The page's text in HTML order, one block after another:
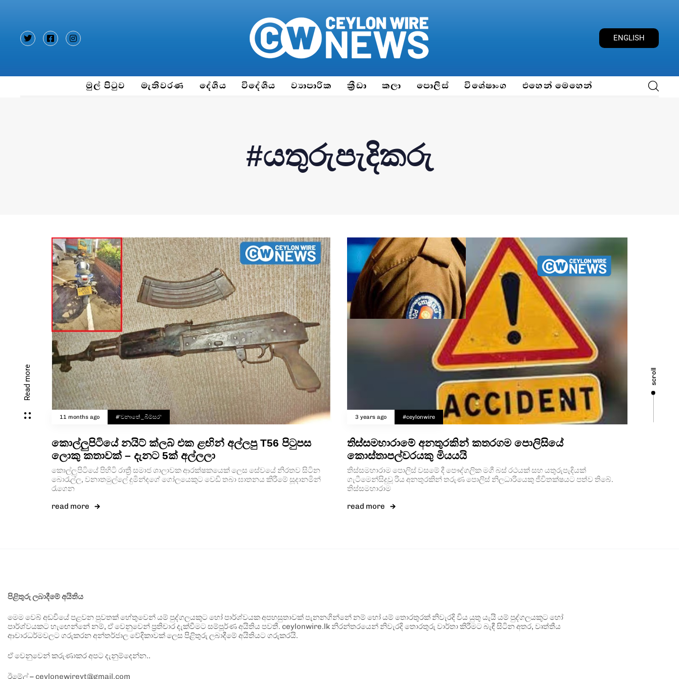
ENGLISH
මුල් පිටුව මැතිවරණ දේශීය විදේශීය ව්‍යාපාරික ක්‍රීඩා කලා පොලිස් විශේෂාංග එහෙන් මෙහෙන්
Read more scroll
#යතුරුපැදිකරු
11 months ago #'වනාතේ_බිම්සර'
කොල්ලුපිටියේ නයිට් ක්ලබ් එක ළඟින් අල්ලපු T56 පිටුපස
ලොකු කතාවක් – දැනට 5ක් අල්ලලා
කොල්ලු­පි­ටියේ පිහිටි රාත්‍රී සමාජ ශාලා­වක ආර­ක්ෂ­ක­යෙක් ලෙස සේවයේ නිර­තව සිටින
බොරැල්ල, වනා­ත­මුල්ලේ දුමි­න්දගේ ගෝල­යෙ­කුට වෙඩි තබා ඝාත­නය කිරීමේ සූදා­න­මින්
රැගෙන
read more
3 years ago #ceylonwire
තිස්සමහාරාමේ අනතුරකින් කතරගම පොලිසියේ
කොස්තාපල්වරයකු මියයයි
තිස්සමහාරාම පොලිස් වසමේ දී පෞද්ගලික මගී බස් රථයක් සහ යතුරුපැදියක්
ගැටීමෙන්සිදුවූ රිය අනතුරකින් තරුණ පොලිස් නිලධාරියෙකු ජීවිතක්ෂයට පත්ව තිබේ.
තිස්සමහාරාම
read more
පිළිතුරු ලබාදීමේ අයිතිය
මෙම වෙබ් අඩවියේ පළවන පුවතක් හේතුවෙන් යම් පුද්ගලයකුට හෝ පාර්ශ්වයක අපහසුතාවක් පැනනගින්නේ නම් හෝ යම් තොරතුරක් නිවැරදි විය යුතු යැයි යම් පුද්ගලයකුට හෝ
පාර්ශ්වයකට හැඟෙන්නේ නම්, ඒ වෙනුවෙන් ප්‍රතිචාර දැක්වීමට සම්පූර්ණ අයිතිය පවතී. ceylonwire.lk නිරන්තරයෙන් නිවැරදි තොරතුරු වාර්තා කිරීමට බැඳී සිටින අතර, වෘත්තීය
ආචාරධර්මවලට ගරුකරන අන්තර්ජාල වේදිකාවක් ලෙස පිළිතුරු ලබාදීමේ අයිතියට ගරුකරයි.
ඒ වෙනුවෙන් කරුණාකර අපට දැනුම්දෙන්න..
ඊමේල් – ceylonewireyt@gmail.com